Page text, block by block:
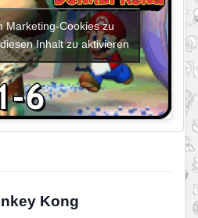
Marketing-Cookies zu
Inhalt zu aktivieren
Kong